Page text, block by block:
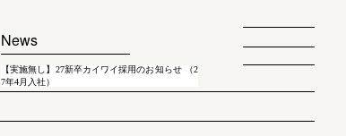
News
【実施無し】27新卒カイワイ採用のお知らせ （2
7年4月入社）